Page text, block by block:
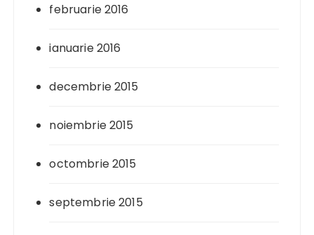
februarie 2016
ianuarie 2016
decembrie 2015
noiembrie 2015
octombrie 2015
septembrie 2015